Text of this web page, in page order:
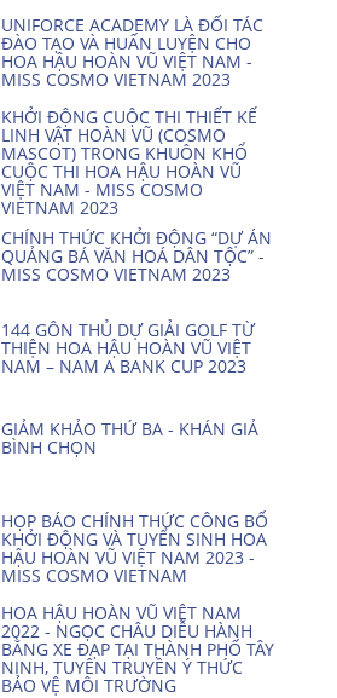
UNIFORCE ACADEMY LÀ ĐỐI TÁC
ĐÀO TẠO VÀ HUẤN LUYỆN CHO
HOA HẬU HOÀN VŨ VIỆT NAM -
MISS COSMO VIETNAM 2023
KHỞI ĐỘNG CUỘC THI THIẾT KẾ
LINH VẬT HOÀN VŨ (COSMO
MASCOT) TRONG KHUÔN KHỔ
CUỘC THI HOA HẬU HOÀN VŨ
VIỆT NAM - MISS COSMO
VIETNAM 2023
CHÍNH THỨC KHỞI ĐỘNG “DỰ ÁN
QUẢNG BÁ VĂN HOÁ DÂN TỘC” -
MISS COSMO VIETNAM 2023
144 GÔN THỦ DỰ GIẢI GOLF TỪ
THIỆN HOA HẬU HOÀN VŨ VIỆT
NAM – NAM A BANK CUP 2023
GIẢM KHẢO THỨ BA - KHÁN GIẢ
BÌNH CHỌN
HỌP BÁO CHÍNH THỨC CÔNG BỐ
KHỞI ĐỘNG VÀ TUYỂN SINH HOA
HẬU HOÀN VŨ VIỆT NAM 2023 -
MISS COSMO VIETNAM
HOA HẬU HOÀN VŨ VIỆT NAM
2022 - NGỌC CHÂU DIỄU HÀNH
BẰNG XE ĐẠP TẠI THÀNH PHỐ TÂY
NINH, TUYÊN TRUYỀN Ý THỨC
BẢO VỆ MÔI TRƯỜNG